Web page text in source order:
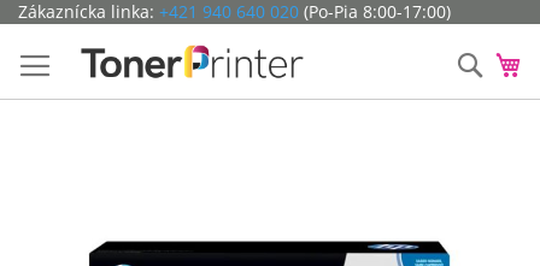
Preskočiť
obsah
Zákaznícka linka: +421 940 640 020 (Po-Pia 8:00-17:00)